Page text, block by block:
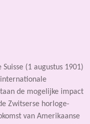
(1 augustus 1901)
de mogelijke impact
Zwitserse horloge-
van Amerikaanse